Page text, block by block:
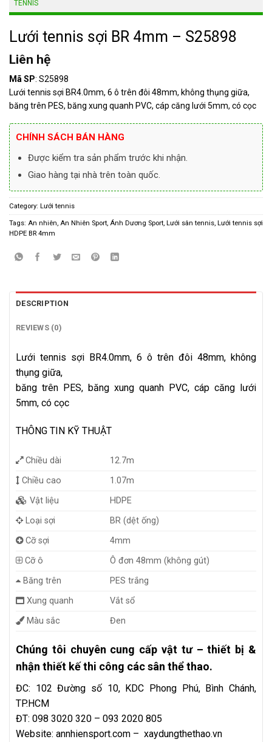
TENNIS
Lưới tennis sợi BR 4mm – S25898
Liên hệ
Mã SP: S25898
Lưới tennis sợi BR4.0mm, 6 ô trên đôi 48mm, không thụng giữa,
băng trên PES, băng xung quanh PVC, cáp căng lưới 5mm, có cọc
CHÍNH SÁCH BÁN HÀNG
Được kiểm tra sản phẩm trước khi nhận.
Giao hàng tại nhà trên toàn quốc.
Category: Lưới tennis
Tags: An nhiên, An Nhiên Sport, Ánh Dương Sport, Lưới sân tennis, Lưới tennis sợi
HDPE BR 4mm
DESCRIPTION
REVIEWS (0)
Lưới tennis sợi BR4.0mm, 6 ô trên đôi 48mm, không
thụng giữa,
băng trên PES, băng xung quanh PVC, cáp căng lưới
5mm, có cọc
THÔNG TIN KỸ THUẬT
Chiều dài
12.7m
Chiều cao
1.07m
Vật liệu
HDPE
Loại sợi
BR (dệt ống)
Cỡ sợi
4mm
Cỡ ô
Ô đơn 48mm (không gút)
Băng trên
PES trắng
Xung quanh
Vắt sổ
Màu sắc
Đen
Chúng tôi chuyên cung cấp vật tư – thiết bị &
nhận thiết kế thi công các sân thể thao.
ĐC: 102 Đường số 10, KDC Phong Phú, Bình Chánh,
TP.HCM
ĐT: 098 3020 320 – 093 2020 805
Website: annhiensport.com – xaydungthethao.vn